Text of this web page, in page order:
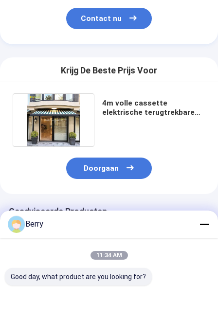
Contact nu
Krijg De Beste Prijs Voor
4m volle cassette
elektrische terugtrekbare
Doorgaan
Geadviseerde Producten
Berry
11:34 AM
Good day, what product are you looking for?